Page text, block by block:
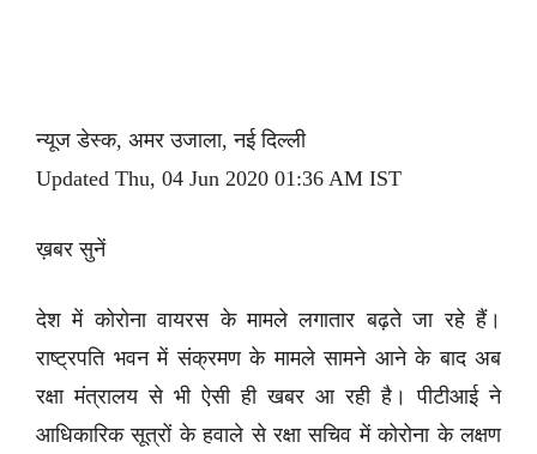
न्यूज डेस्क, अमर उजाला, नई दिल्ली
Updated Thu, 04 Jun 2020 01:36 AM IST
ख़बर सुनें
देश में कोरोना वायरस के मामले लगातार बढ़ते जा रहे हैं।
राष्ट्रपति भवन में संक्रमण के मामले सामने आने के बाद अब
रक्षा मंत्रालय से भी ऐसी ही खबर आ रही है। पीटीआई ने
आधिकारिक सूत्रों के हवाले से रक्षा सचिव में कोरोना के लक्षण